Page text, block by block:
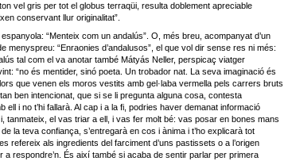
vel gris per tot el globus terraqüi, resulta doblement apreciable
conservant llur originalitat”.
“Menteix com un andalús”. O, més breu, acompanyat d’un
menyspreu: “Enraonies d’andalusos”, el que vol dir sense res ni més:
tal com el va anotar també Mátyás Neller, perspicaç viatger
“no és mentider, sinó poeta. Un trobador nat. La seva imaginació és
que venen els moros vestits amb gel·laba vermella pels carrers bruts
ben intencionat, que si se li pregunta alguna cosa, contesta
ell i no t’hi fallarà. Al cap i a la fi, podries haver demanat informació
tanmateix, el vas triar a ell, i vas fer molt bé: vas posar en bones mans
la teva confiança, s’entregarà en cos i ànima i t’ho explicarà tot
refereix als ingredients del farciment d’uns pastissets o a l’origen
a respondre’n. És així també si acaba de sentir parlar per primera